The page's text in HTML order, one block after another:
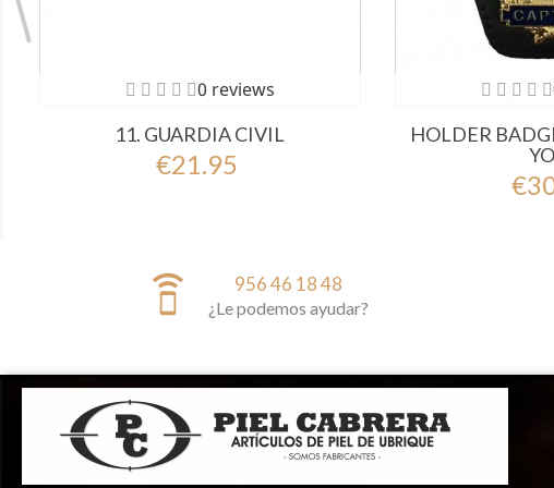
0 reviews
11. GUARDIA CIVIL
€21.95
HOLDER
speaker_phone 956 46 18 48
¿Le podemos ayudar?